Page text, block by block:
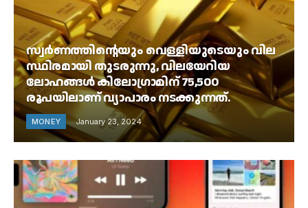
സ്വർണത്തിന്റെയും വെള്ളിയുടെയും വില
സ്ഥിരമായി തുടരുന്നു, വിലയേറിയ
ലോഹങ്ങൾ കിലോഗ്രാമിന് 75,500
രൂപയിലാണ് വ്യാപാരം നടക്കുന്നത്.
MONEY January 23, 2024